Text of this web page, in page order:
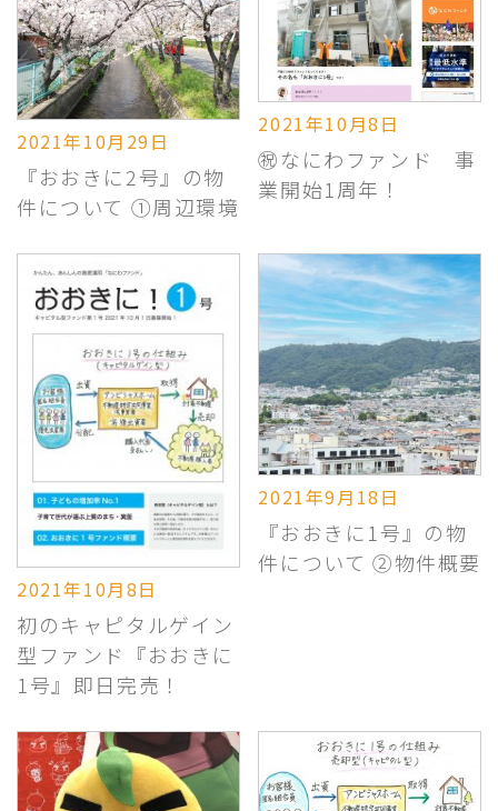
2021年10月29日
『おおきに2号』の物
件について ①周辺環境
2021年10月8日
㊗なにわファンド 事
業開始1周年！
2021年10月8日
初のキャピタルゲイン
型ファンド『おおきに
1号』即日完売！
2021年9月18日
『おおきに1号』の物
件について ②物件概要